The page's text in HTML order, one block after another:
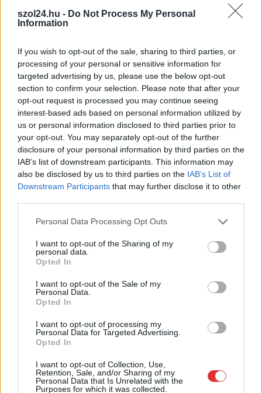
szol24.hu - Do Not Process My Personal
Information
If you wish to opt-out of the sale, sharing to third parties, or
processing of your personal or sensitive information for
targeted advertising by us, please use the below opt-out
section to confirm your selection. Please note that after your
opt-out request is processed you may continue seeing
interest-based ads based on personal information utilized by
us or personal information disclosed to third parties prior to
your opt-out. You may separately opt-out of the further
disclosure of your personal information by third parties on the
IAB’s list of downstream participants. This information may
also be disclosed by us to third parties on the IAB’s List of
Downstream Participants that may further disclose it to other
Please note that this website/app uses one or more Google
not limited to your visit or usage behaviour. You may click to
grant or deny consent to Google and its third-party tags to
use your data for below specified purposes in below Google
consent section.
Personal Data Processing Opt Outs
I want to opt-out of the Sharing of my
personal data.
Opted In
I want to opt-out of the Sale of my
Personal Data.
Opted In
I want to opt-out of processing my
Personal Data for Targeted Advertising.
Opted In
I want to opt-out of Collection, Use,
Retention, Sale, and/or Sharing of my
Personal Data that Is Unrelated with the
Purposes for which it was collected.
Lakossági Portálon és
az Egészség Ablak
keresztül. A Járóbeteg
Irányítási Rendszer (JIR) révén lehetőség nyílik szakorvosi
időpontfoglalásra- és módosításra. A program célja, hogy az
intézmények és a páciensek számára is átláthatóbbá váljanak
a rendelkezésre álló időpontok. De hogyan működik a
rendszer a valóságban? Cikkünkből kiderül: nagyon nagy a
probléma, sok helyen akár hetekbe is telhet a várakozás.
TOVÁBB OLVASOM
JNSZ megyei hírek egészség ablak,egészségügy,időpontok,
járóbeteg ellátás,jnsz,szakrenelés,Szolnok